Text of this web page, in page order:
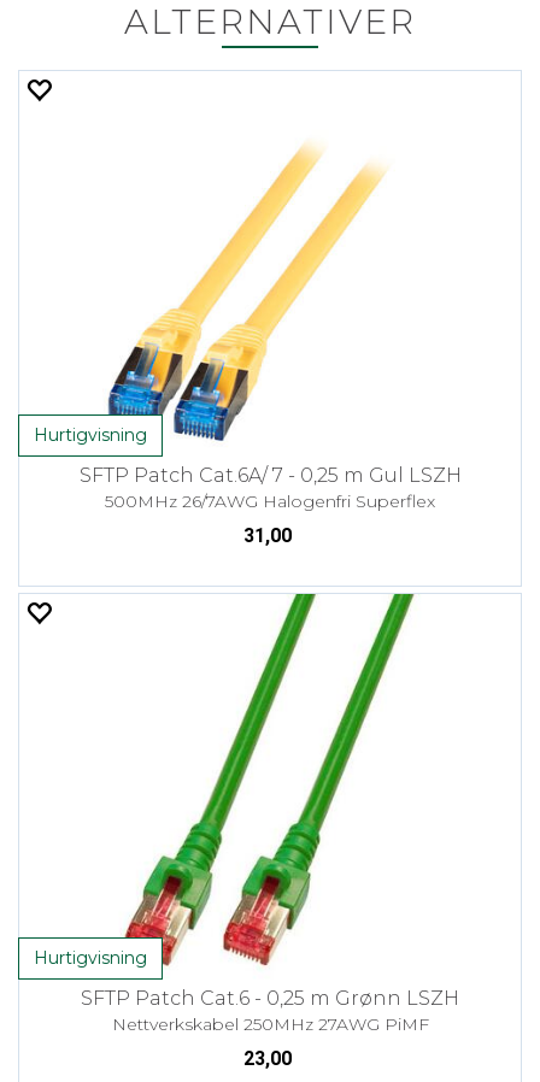
ALTERNATIVER
Hurtigvisning
SFTP Patch Cat.6A/ 7 - 0,25 m Gul LSZH
500MHz 26/7AWG Halogenfri Superflex
31,00
Hurtigvisning
SFTP Patch Cat.6 - 0,25 m Grønn LSZH
Nettverkskabel 250MHz 27AWG PiMF
23,00